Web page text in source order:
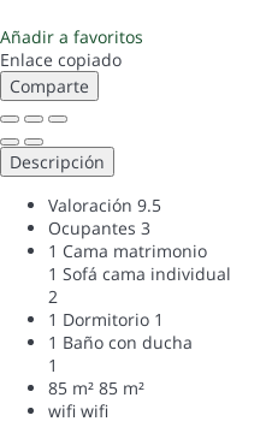
Añadir a favoritos
Enlace copiado
Comparte
Descripción
Valoración 9.5
Ocupantes 3
1 Cama matrimonio
1 Sofá cama individual
2
1 Dormitorio 1
1 Baño con ducha
1
85 m² 85 m²
wifi wifi